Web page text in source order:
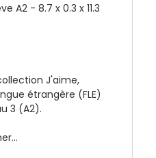
A2 - 8.7 x 0.3 x 11.3
J'aime,
étrangère (FLE)
3 (A2).